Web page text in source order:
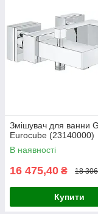
Змішувач для ванни
Eurocube (23140000)
В наявності
16 475,40 ₴ 18
Купити